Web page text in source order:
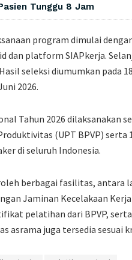
Tunggu 8 Jam
program dimulai
dan platform SIAPkerja.
seleksi diumumkan pada
2026.
Tahun 2026 dilaksanakan
(UPT BPVP)
di seluruh Indonesia.
berbagai fasilitas, antara
Jaminan Kecelakaan
pelatihan dari BPVP,
asrama juga tersedia sesuai